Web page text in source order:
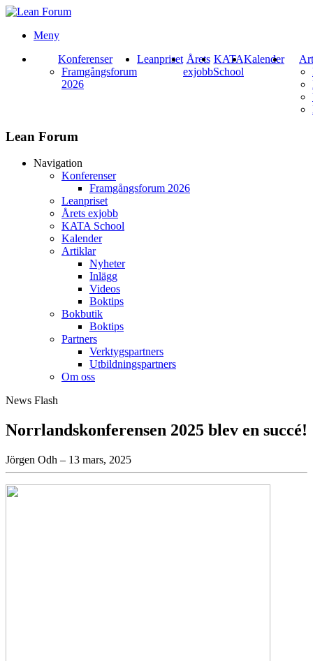
Meny
Konferenser
Framgångsforum
2026
Leanpriset Årets
exjobb
KATA
School
Kalender
Lean Forum
Navigation
Konferenser
Framgångsforum 2026
Leanpriset
Årets exjobb
KATA School
Kalender
Artiklar
Nyheter
Inlägg
Videos
Boktips
Bokbutik
Boktips
Partners
Verktygspartners
Utbildningspartners
Om oss
News Flash
Norrlandskonferensen 2025 blev en succé!
Jörgen Odh – 13 mars, 2025